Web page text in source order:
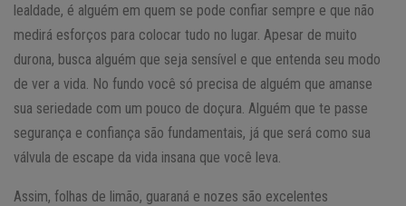
lealdade, é alguém em quem se pode confiar sempre e que não
medirá esforços para colocar tudo no lugar. Apesar de muito
durona, busca alguém que seja sensível e que entenda seu modo
de ver a vida. No fundo você só precisa de alguém que amanse
sua seriedade com um pouco de doçura. Alguém que te passe
segurança e confiança são fundamentais, já que será como sua
válvula de escape da vida insana que você leva.
Assim, folhas de limão, guaraná e nozes são excelentes